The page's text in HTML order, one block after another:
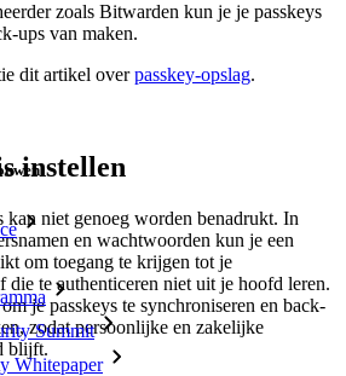
Summit
Whitepaper
zoals Bitwarden kun je je passkeys
ups van maken.
dit artikel overpasskey-opslag.
instellen
kan niet genoeg worden benadrukt. In
en wachtwoorden kun je een
om toegang te krijgen tot je
die te authenticeren niet uit je hoofd leren.
je passkeys te synchroniseren en back-
zodat persoonlijke en zakelijke
blijft.